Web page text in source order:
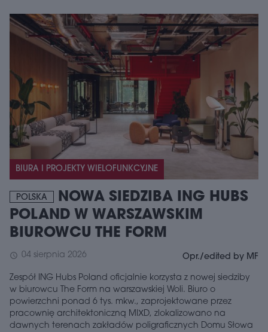
BIURA I PROJEKTY WIELOFUNKCYJNE
POLSKA
NOWA SIEDZIBA ING HUBS
POLAND W WARSZAWSKIM
BIUROWCU THE FORM
schedule 04 sierpnia 2026 Opr./edited by MF
Zespół ING Hubs Poland oficjalnie korzysta z nowej siedziby
w biurowcu The Form na warszawskiej Woli. Biuro o
powierzchni ponad 6 tys. mkw., zaprojektowane przez
pracownię architektoniczną MIXD, zlokalizowano na
dawnych terenach zakładów poligraficznych Domu Słowa